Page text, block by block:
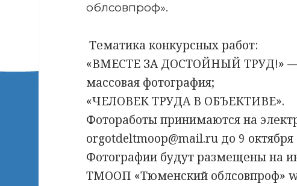
облсовпроф».
Тематика конкурсных работ:
«ВМЕСТЕ ЗА ДОСТОЙНЫЙ ТРУД!» —
массовая фотография;
«ЧЕЛОВЕК ТРУДА В ОБЪЕКТИВЕ».
Фотоработы принимаются на
orgotdeltmoop@mail.ru до 9 октября
Фотографии будут размещены на
ТМООП «Тюменский облсовпроф»